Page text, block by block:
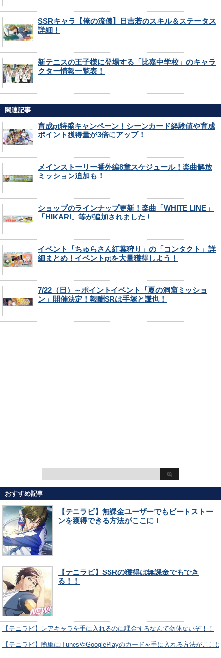
SSRキャラ【俺の流儀】日吉若のスキル＆ステータス
詳細！
新テニスの王子様に登場する「比嘉中学校」のキャラ
クター情報一覧表！
関連記事
育成pt特盛キャンペーン！シーンカード経験値や育成
ポイント獲得量が3倍にアップ！
メインストーリー番外編8章スケジュール！楽曲解放
ミッション追加も！
ショップのラインナップ更新！楽曲「WHITE LINE」
「HIKARI」等が追加されました！
イベント「ちゅらさん紅葉狩り」の「コンタクト」詳
細まとめ！イベントptを大量獲得しよう！
7/22（日）～ポイントイベント「夏の洞窟ミッショ
ン」開催決定！報酬SRは手塚と謙也！
おすすめ記事
【テニラビ】無課金ユーザーでもビートストー
ンを獲得できる方法がここに！
【テニラビ】SSRの獲得は無課金でもでき
る！！
【テニラビ】レアキャラを手に入れるのに課金するなんて勿体ないぞ！！
【テニラビ】簡単にiTunesやGooglePlayのカードを手に入れる方法がここ